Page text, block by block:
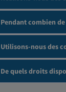
Pendant combien
Utilisons-nous des
De quels droits